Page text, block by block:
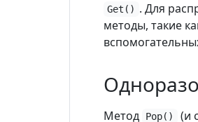
Get() . Для
методы, такие
Метод Pop() (и